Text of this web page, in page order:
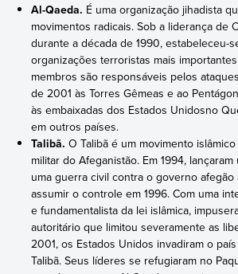
Al-Qaeda. É uma organização jihadista
movimentos radicais. Sob a liderança de
durante a década de 1990, estabeleceu-
organizações terroristas mais
membros são responsáveis pelos
de 2001 às Torres Gêmeas e ao
às embaixadas dos Estados Unidosno
em outros países.
Talibã. O Talibã é um movimento
militar do Afeganistão. Em 1994,
uma guerra civil contra o governo
assumir o controle em 1996. Com uma
e fundamentalista da lei islâmica,
autoritário que limitou severamente as
2001, os Estados Unidos invadiram o
Talibã. Seus líderes se refugiaram no